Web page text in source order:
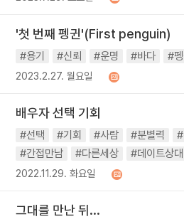
'첫 번째 펭귄'(First penguin)
#용기 #신뢰 #운명 #바다 #
2023.2.27. 월요일
배우자 선택 기회
#선택 #기회 #사람 #분별력
#간접만남
#다른세상 #데이트상대
2022.11.29. 화요일
그대를 만난 뒤...